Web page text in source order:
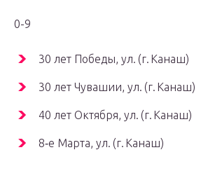
0-9
30 лет Победы, ул. (г. Канаш)
30 лет Чувашии, ул. (г. Канаш)
40 лет Октября, ул. (г. Канаш)
8‑е Марта, ул. (г. Канаш)